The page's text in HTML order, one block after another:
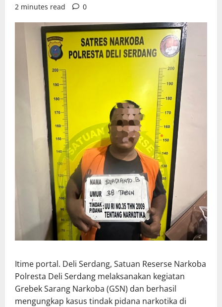
2 minutes read
0
Itime portal. Deli Serdang, Satuan Reserse Narkoba
Polresta Deli Serdang melaksanakan kegiatan
Grebek Sarang Narkoba (GSN) dan berhasil
mengungkap kasus tindak pidana narkotika di